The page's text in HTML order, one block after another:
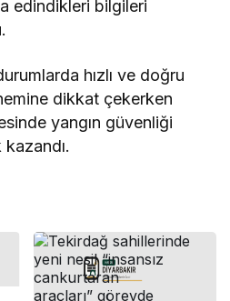
edindikleri bilgileri
hızlı ve doğru
dikkat çekerken
yangın güvenliği